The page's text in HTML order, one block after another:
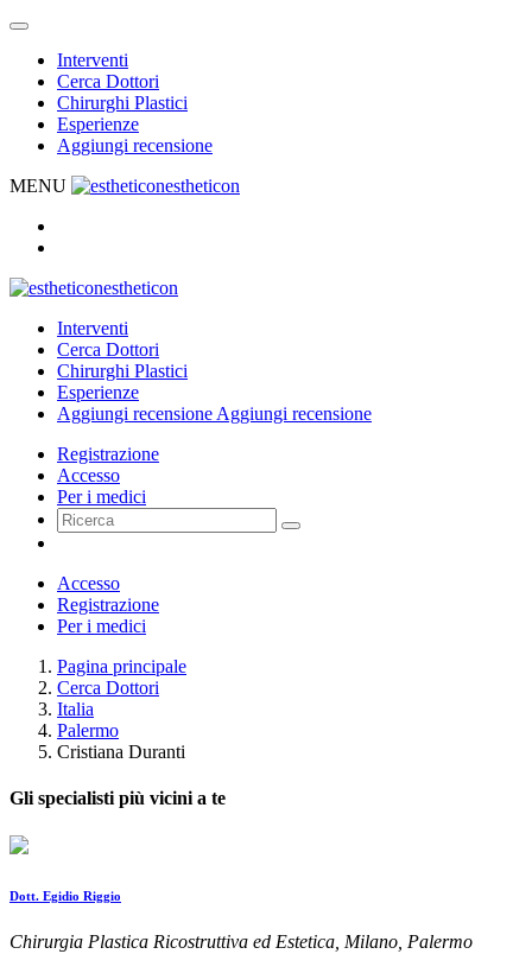
Interventi
Cerca Dottori
Chirurghi Plastici
Esperienze
Aggiungi recensione
MENU
estheticon
estheticon
Interventi
Cerca Dottori
Chirurghi Plastici
Esperienze
Aggiungi recensione Aggiungi recensione
Registrazione
Accesso
Per i medici
Accesso
Registrazione
Per i medici
Pagina principale
Cerca Dottori
Italia
Palermo
Cristiana Duranti
Gli specialisti più vicini a te
Dott. Egidio Riggio
Chirurgia Plastica Ricostruttiva ed Estetica, Milano, Palermo